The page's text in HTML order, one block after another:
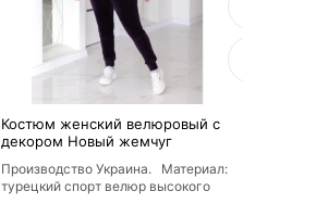
Костюм женский велюровый с
декором Новый жемчуг
Производство Украина. Материал:
турецкий спорт велюр высокого